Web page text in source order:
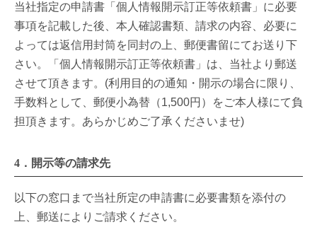
当社指定の申請書「個人情報開示訂正等依頼書」に必要
事項を記載した後、本人確認書類、請求の内容、必要に
よっては返信用封筒を同封の上、郵便書留にてお送り下
さい。「個人情報開示訂正等依頼書」は、当社より郵送
させて頂きます。(利用目的の通知・開示の場合に限り、
手数料として、郵便小為替（1,500円）をご本人様にて負
担頂きます。あらかじめご了承くださいませ)
4．開示等の請求先
以下の窓口まで当社所定の申請書に必要書類を添付の
上、郵送によりご請求ください。